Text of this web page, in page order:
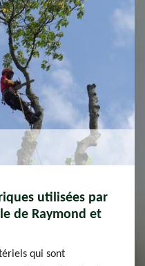
utilisées par
de Raymond et
qui sont